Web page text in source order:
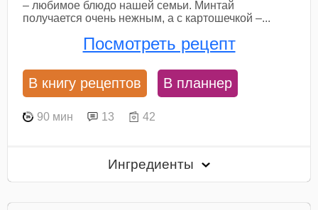
– любимое блюдо нашей семьи. Минтай
получается очень нежным, а с картошечкой –...
Посмотреть рецепт
В книгу рецептов В планнер
90 мин 13 42
Ингредиенты